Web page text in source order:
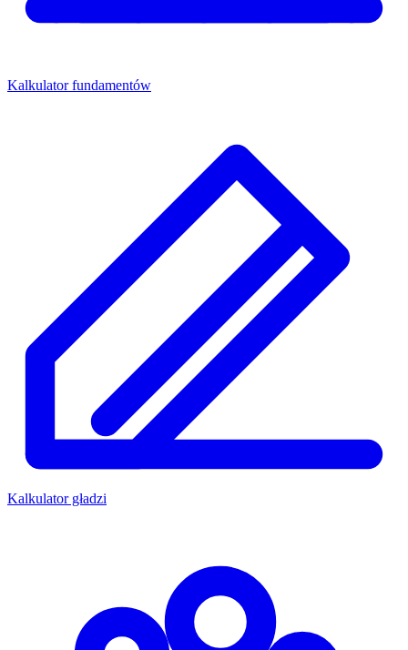
Kalkulator fundamentów
Kalkulator gładzi